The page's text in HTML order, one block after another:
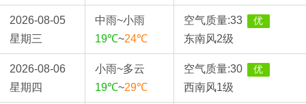
2026-08-05
星期三
中雨~小雨
19℃~24℃
空气质量:33 优
东南风2级
2026-08-06
星期四
小雨~多云
19℃~29℃
空气质量:30 优
西南风1级